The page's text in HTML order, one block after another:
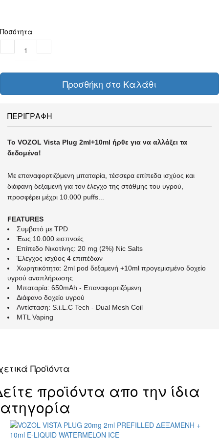
Ποσότητα
Προσθήκη στο Καλάθι
ΠΕΡΙΓΡΑΦΗ
Το VOZOL Vista Plug 2ml+10ml ήρθε για να αλλάξει τα
δεδομένα!
Με επαναφορτιζόμενη μπαταρία, τέσσερα επίπεδα ισχύος και
διάφανη δεξαμενή για τον έλεγχο της στάθμης του υγρού,
προσφέρει μέχρι 10.000 puffs...
FEATURES
Συμβατό με TPD
Έως 10.000 εισπνοές
Επίπεδο Νικοτίνης: 20 mg (2%) Nic Salts
Έλεγχος ισχύος 4 επιπέδων
Χωρητικότητα: 2ml pod δεξαμενή +10ml προγεμισμένο δοχείο
υγρού αναπλήρωσης
Μπαταρία: 650mAh - Επαναφορτιζόμενη
Διάφανο δοχείο υγρού
Αντίσταση: S.i.L.C Tech - Dual Mesh Coil
MTL Vaping
Προϊόντα
προϊόντα απο την ίδια